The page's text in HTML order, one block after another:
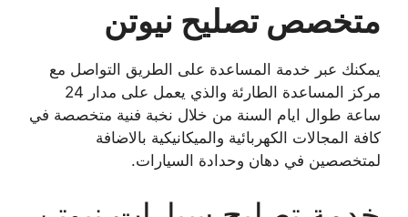
متخصص تصليح نيوتن
يمكنك عبر خدمة المساعدة على الطريق التواصل مع
مركز المساعدة الطارئة والذي يعمل على مدار 24
ساعة طوال ايام السنة من خلال نخبة فنية متخصصة في
كافة المجالات الكهربائية والميكانيكية بالاضافة
لمتخصصين في دهان وحدادة السيارات.